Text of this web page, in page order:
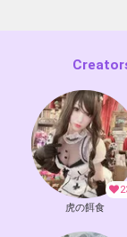
虎の餌食